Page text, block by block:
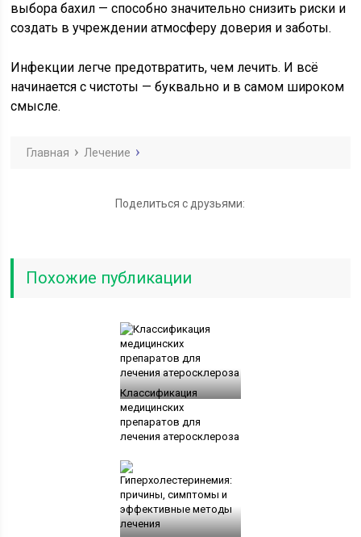
выбора бахил — способно значительно снизить риски и
создать в учреждении атмосферу доверия и заботы.
Инфекции легче предотвратить, чем лечить. И всё
начинается с чистоты — буквально и в самом широком
смысле.
Главная Лечение
Поделиться с друзьями:
Похожие публикации
Классификация
медицинских
препаратов для
лечения атеросклероза